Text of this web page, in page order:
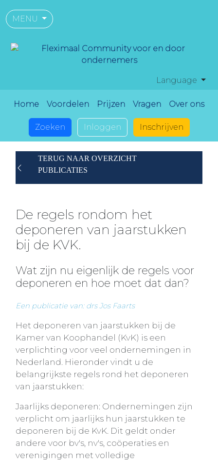
MENU
Language
Home Voordelen Prijzen Vragen Over ons
Zoeken Inloggen Inschrijven
TERUG NAAR OVERZICHT
PUBLICATIES
De regels rondom het
deponeren van jaarstukken
bij de KVK.
Wat zijn nu eigenlijk de regels voor
deponeren en hoe moet dat dan?
Een publicatie van: drs Jos Faarts
Het deponeren van jaarstukken bij de
Kamer van Koophandel (KvK) is een
verplichting voor veel ondernemingen in
Nederland. Hieronder vindt u de
belangrijkste regels rond het deponeren
van jaarstukken:
Jaarlijks deponeren: Ondernemingen zijn
verplicht om jaarlijks hun jaarstukken te
deponeren bij de KvK. Dit geldt onder
andere voor bv's, nv's, coöperaties en
verenigingen met volledige